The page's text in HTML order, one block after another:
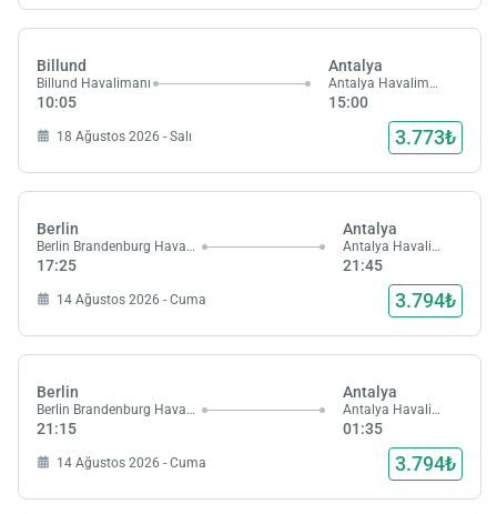
Billund
Billund Havalimanı
10:05
Antalya
Antalya Havalimanı
15:00
18 Ağustos 2026 - Salı 3.773₺
Berlin
Berlin Brandenburg Havalimanı
17:25
Antalya
Antalya Havalimanı
21:45
14 Ağustos 2026 - Cuma 3.794₺
Berlin
Berlin Brandenburg Havalimanı
21:15
Antalya
Antalya Havalimanı
01:35
14 Ağustos 2026 - Cuma 3.794₺